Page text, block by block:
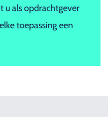
u als opdrachtgever
toepassing een